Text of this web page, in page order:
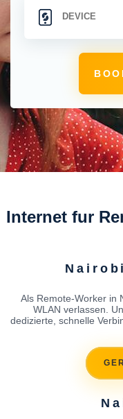
Internet fur
Als Remote-Worker in
WLAN verlassen.
dedizierte, schnelle